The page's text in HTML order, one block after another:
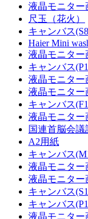
液晶モニター
尺玉（花火）
キャンバス
Haier Mini
液晶モニター
キャンバス
液晶モニター
液晶モニター
キャンバス
液晶モニター
国連首脳会議
A2用紙
キャンバス
液晶モニター
液晶モニター
キャンバス
キャンバス
液晶モニター